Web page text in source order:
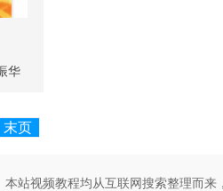
华
末页
本站视频教程均从互联网搜索整理而